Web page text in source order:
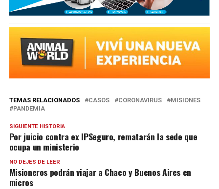
TEMAS RELACIONADOS CASOS CORONAVIRUS
MISIONES
PANDEMIA
SIGUIENTE HISTORIA
Por juicio contra ex IPSeguro, rematarán la sede que
ocupa un ministerio
NO DEJES DE LEER
Misioneros podrán viajar a Chaco y Buenos Aires en
micros